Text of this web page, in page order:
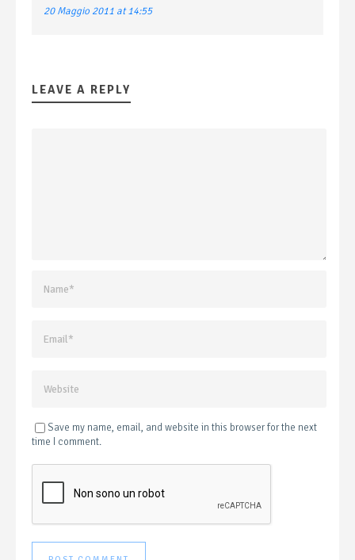
20 Maggio 2011 at 14:55
LEAVE A REPLY
Save my name, email, and website in this browser for the next
time I comment.